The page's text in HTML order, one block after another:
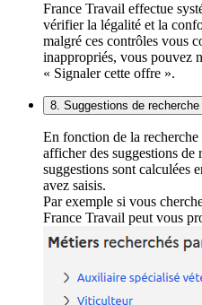
France Travail effectue
vérifier la légalité et la
malgré ces contrôles vous
inappropriés, vous pouvez
« Signaler cette offre ».
8. Suggestions de recherche
En fonction de la
afficher des suggestions de
suggestions sont calculées
avez saisis.
Par exemple si vous
France Travail peut vous